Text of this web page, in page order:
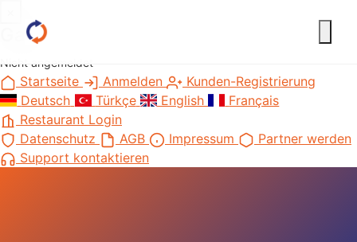
Gast
Nicht angemeldet
Startseite Anmelden
Kunden-Registrierung
Deutsch
Türkçe English
Français
Restaurant Login
Datenschutz
AGB Impressum
Partner werden
Support kontaktieren